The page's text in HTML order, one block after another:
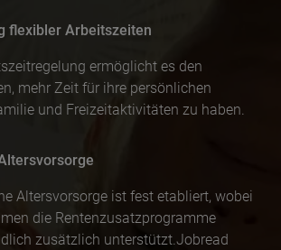
flexibler Arbeitszeiten
ermöglicht es den
mehr Zeit für ihre persönlichen
und Freizeitaktivitäten zu haben.
Altersvorsorge ist fest etabliert, wobei
die Rentenzusatzprogramme
zusätzlich unterstützt.Jobread